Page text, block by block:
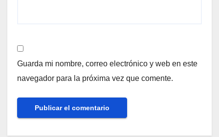
Guarda mi nombre, correo electrónico y web en este
navegador para la próxima vez que comente.